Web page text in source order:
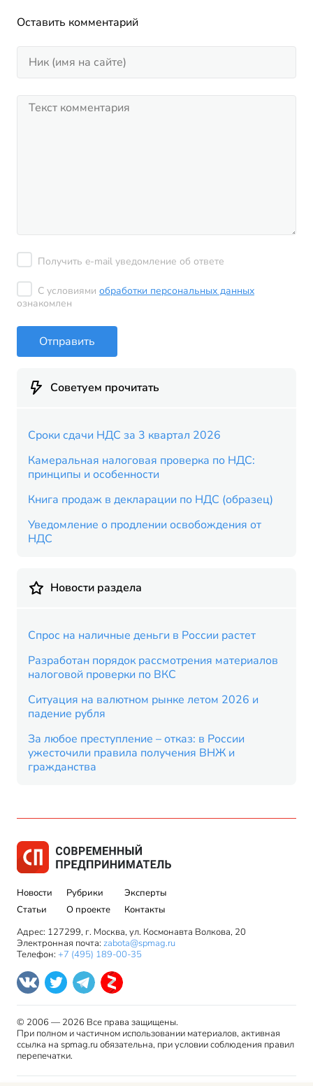
Оставить комментарий
Получить e-mail уведомление об ответе
С условиями обработки персональных данных
ознакомлен
Отправить
Советуем прочитать
Сроки сдачи НДС за 3 квартал 2026
Камеральная налоговая проверка по НДС:
принципы и особенности
Книга продаж в декларации по НДС (образец)
Уведомление о продлении освобождения от
НДС
Новости раздела
Спрос на наличные деньги в России растет
Разработан порядок рассмотрения материалов
налоговой проверки по ВКС
Ситуация на валютном рынке летом 2026 и
падение рубля
За любое преступление – отказ: в России
ужесточили правила получения ВНЖ и
гражданства
Новости
Статьи
Рубрики
О проекте
Эксперты
Контакты
Адрес: 127299, г. Москва, ул. Космонавта Волкова, 20
Электронная почта: zabota@spmag.ru
Телефон: +7 (495) 189-00-35
© 2006 — 2026 Все права защищены.
При полном и частичном использовании материалов, активная
ссылка на spmag.ru обязательна, при условии соблюдения правил
перепечатки.